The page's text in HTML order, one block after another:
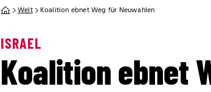
Welt Koalition ebnet Weg für Neuwahlen
ISRAEL
Koalition ebnet